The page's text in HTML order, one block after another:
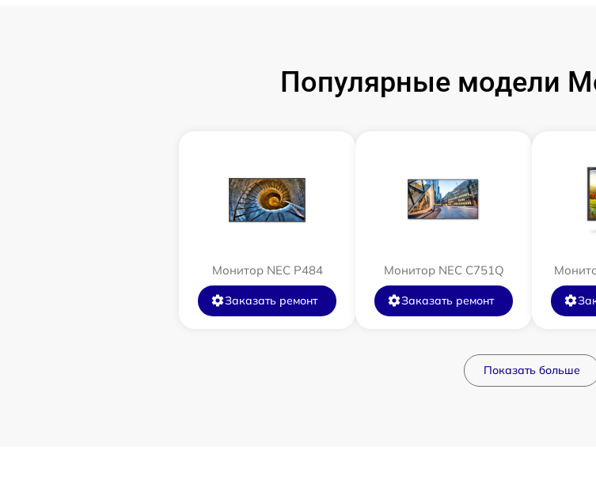
Популярные модели
Монитор NEC P484
Заказать ремонт
Монитор NEC C751Q
Заказать ремонт
Показать больше